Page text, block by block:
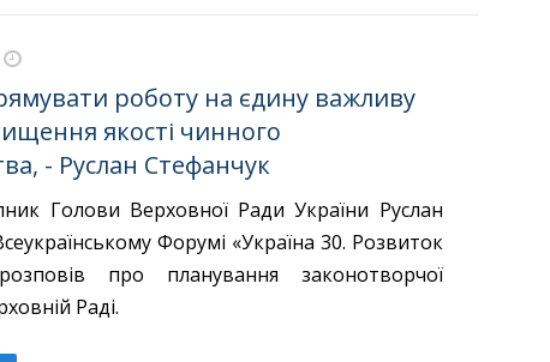
роботу на єдину важливу
якості чинного
- Руслан Стефанчук
Голови Верховної Ради України Руслан
Форумі «Україна 30. Розвиток
про планування законотворчої
Раді.